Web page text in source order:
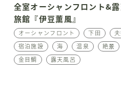
全室オーシャンフロント&
旅館『伊豆薫風』
オーシャンフロント 下田
宿泊施設
海 温泉 絶景
金目鯛
露天風呂